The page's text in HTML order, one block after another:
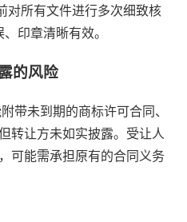
对所有文件进行多次细致核
印章清晰有效。
的风险
带未到期的商标许可合同、
转让方未如实披露。受让人
可能需承担原有的合同义务